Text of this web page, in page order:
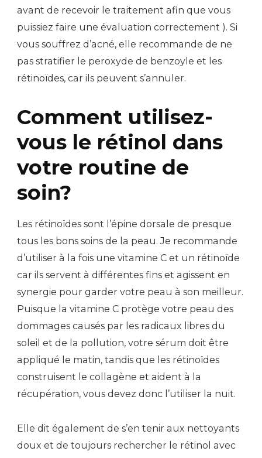
avant de recevoir le traitement afin que vous
puissiez faire une évaluation correctement ). Si
vous souffrez d’acné, elle recommande de ne
pas stratifier le peroxyde de benzoyle et les
rétinoïdes, car ils peuvent s’annuler.
Comment utilisez-
vous le rétinol dans
votre routine de
soin?
Les rétinoïdes sont l’épine dorsale de presque
tous les bons soins de la peau. Je recommande
d’utiliser à la fois une vitamine C et un rétinoïde
car ils servent à différentes fins et agissent en
synergie pour garder votre peau à son meilleur.
Puisque la vitamine C protège votre peau des
dommages causés par les radicaux libres du
soleil et de la pollution, votre sérum doit être
appliqué le matin, tandis que les rétinoïdes
construisent le collagène et aident à la
récupération, vous devez donc l’utiliser la nuit.
Elle dit également de s’en tenir aux nettoyants
doux et de toujours rechercher le rétinol avec